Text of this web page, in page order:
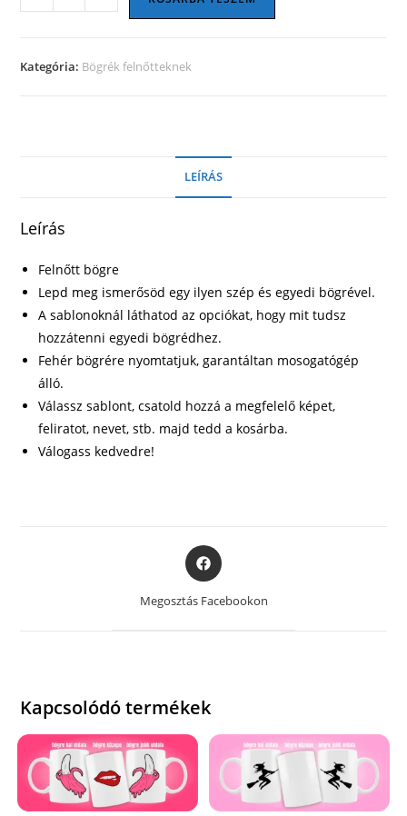
13
Kategória: Bögrék felnőtteknek
LEÍRÁS
Leírás
Felnőtt bögre
Lepd meg ismerősöd egy ilyen szép és egyedi bögrével.
A sablonoknál láthatod az opciókat, hogy mit tudsz
hozzátenni egyedi bögrédhez.
Fehér bögrére nyomtatjuk, garantáltan mosogatógép
álló.
Válassz sablont, csatold hozzá a megfelelő képet,
feliratot, nevet, stb. majd tedd a kosárba.
Válogass kedvedre!
Opens
in
a
Megosztás Facebookon
Kapcsolódó termékek